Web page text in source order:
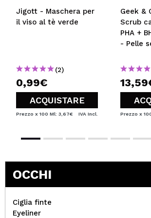
Jigott - Maschera per
il viso al tè verde
(2)
0,99€
ACQUISTARE
Prezzo x 100 Ml: 3,67€ IVA Incl.
Geek &
Scrub
PHA +
- Pelle
Prezzo x
OCCHI
Ciglia finte
Eyeliner